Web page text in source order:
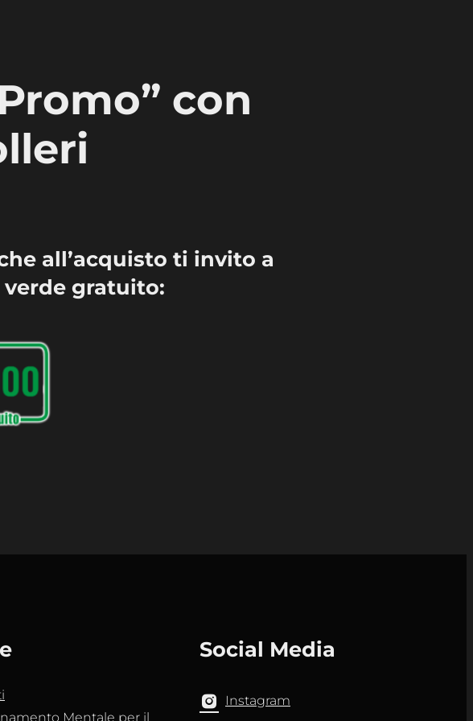
con
all’acquisto ti invito a
gratuito:
Mentale per il
Social Media
Instagram